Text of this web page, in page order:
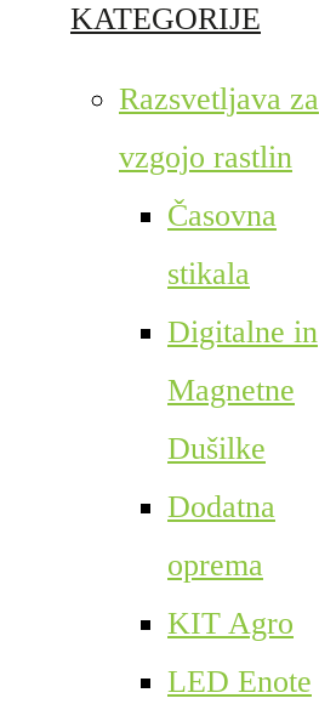
KATEGORIJE
Razsvetljava za
vzgojo rastlin
Časovna
stikala
Digitalne in
Magnetne
Dušilke
Dodatna
oprema
KIT Agro
LED Enote